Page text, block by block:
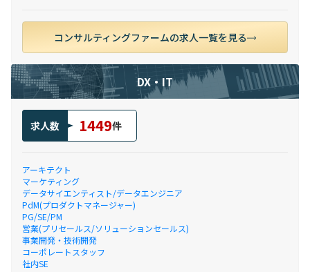
コンサルティングファームの求人一覧を見る
DX・IT
求人数 1449件
アーキテクト
マーケティング
データサイエンティスト/データエンジニア
PdM(プロダクトマネージャー)
PG/SE/PM
営業(プリセールス/ソリューションセールス)
事業開発・技術開発
コーポレートスタッフ
社内SE